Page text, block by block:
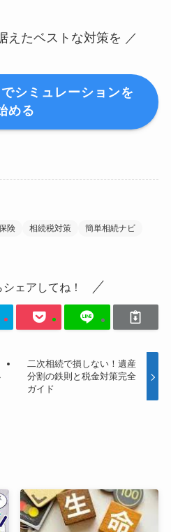
えたベストな対策を ／
でシミュレーションを
める
険 相続税対策
簡単相続ナビ
ェアしてね！
二次相続で損しない！遺産
分割の鉄則と税金対策完全
ガイド